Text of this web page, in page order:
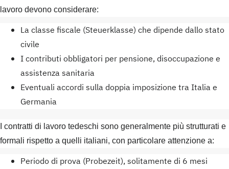
lavoro devono considerare:
La classe fiscale (Steuerklasse) che dipende dallo stato
civile
I contributi obbligatori per pensione, disoccupazione e
assistenza sanitaria
Eventuali accordi sulla doppia imposizione tra Italia e
Germania
I contratti di lavoro tedeschi sono generalmente più strutturati e
formali rispetto a quelli italiani, con particolare attenzione a:
Periodo di prova (Probezeit), solitamente di 6 mesi